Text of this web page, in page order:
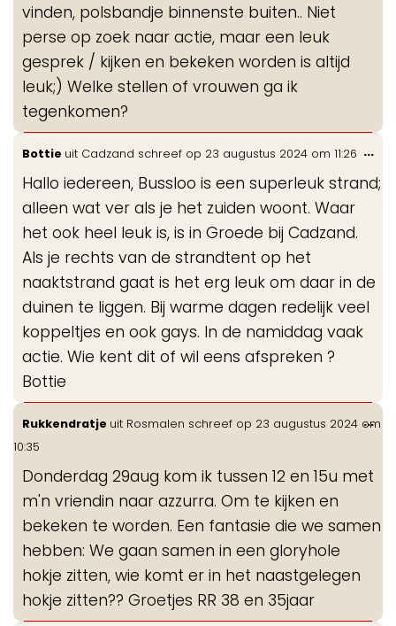
vinden, polsbandje binnenste buiten.. Niet
perse op zoek naar actie, maar een leuk
gesprek / kijken en bekeken worden is altijd
leuk;) Welke stellen of vrouwen ga ik
tegenkomen?
Bottie uit Cadzand schreef op 23 augustus 2024 om 11:26
Hallo iedereen, Bussloo is een superleuk strand;
alleen wat ver als je het zuiden woont. Waar
het ook heel leuk is, is in Groede bij Cadzand.
Als je rechts van de strandtent op het
naaktstrand gaat is het erg leuk om daar in de
duinen te liggen. Bij warme dagen redelijk veel
koppeltjes en ook gays. In de namiddag vaak
actie. Wie kent dit of wil eens afspreken ?
Bottie
...
Rukkendratje uit Rosmalen schreef op 23 augustus 2024 om
10:35
Donderdag 29aug kom ik tussen 12 en 15u met
m'n vriendin naar azzurra. Om te kijken en
bekeken te worden. Een fantasie die we samen
hebben: We gaan samen in een gloryhole
hokje zitten, wie komt er in het naastgelegen
hokje zitten?? Groetjes RR 38 en 35jaar
...